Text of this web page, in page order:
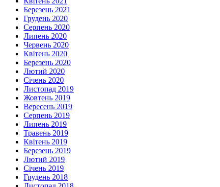
Березень 2021
Грудень 2020
Серпень 2020
Липень 2020
Червень 2020
Квітень 2020
Березень 2020
Лютий 2020
Січень 2020
Листопад 2019
Жовтень 2019
Вересень 2019
Серпень 2019
Липень 2019
Травень 2019
Квітень 2019
Березень 2019
Лютий 2019
Січень 2019
Грудень 2018